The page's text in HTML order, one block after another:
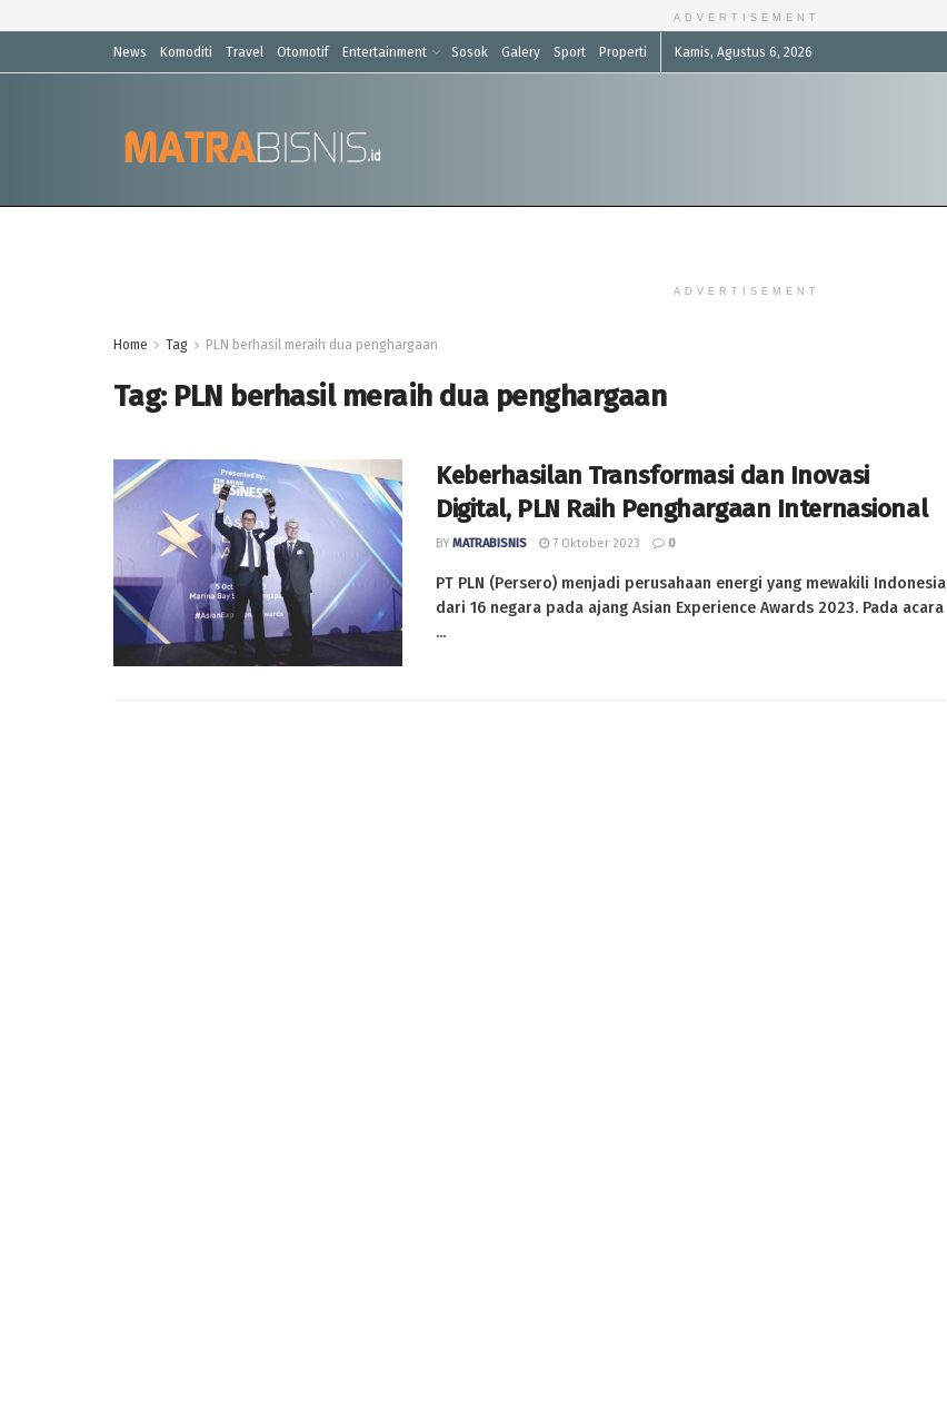
ADVERTISEMENT
News Komoditi Travel Otomotif Entertainment Sosok Galery Sport Properti Kamis, Agustus 6, 2026
ADVERTISEMENT
Home Tag PLN berhasil meraih dua penghargaan
Tag: PLN berhasil meraih dua penghargaan
Keberhasilan Transformasi dan Inovasi
Digital, PLN Raih Penghargaan Internasional
BY MATRABISNIS 7 Oktober 2023 0
PT PLN (Persero) menjadi perusahaan energi yang mewakili Indonesia
dari 16 negara pada ajang Asian Experience Awards 2023. Pada acara
...